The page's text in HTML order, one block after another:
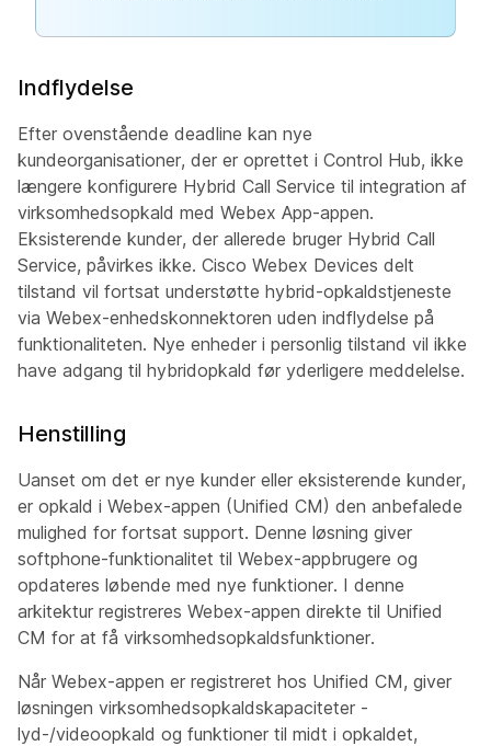
Indflydelse
Efter ovenstående deadline kan nye
kundeorganisationer, der er oprettet i Control Hub, ikke
længere konfigurere Hybrid Call Service til integration af
virksomhedsopkald med Webex App-appen.
Eksisterende kunder, der allerede bruger Hybrid Call
Service, påvirkes ikke. Cisco Webex Devices delt
tilstand vil fortsat understøtte hybrid-opkaldstjeneste
via Webex-enhedskonnektoren uden indflydelse på
funktionaliteten. Nye enheder i personlig tilstand vil ikke
have adgang til hybridopkald før yderligere meddelelse.
Henstilling
Uanset om det er nye kunder eller eksisterende kunder,
er opkald i Webex-appen (Unified CM) den anbefalede
mulighed for fortsat support. Denne løsning giver
softphone-funktionalitet til Webex-appbrugere og
opdateres løbende med nye funktioner. I denne
arkitektur registreres Webex-appen direkte til Unified
CM for at få virksomhedsopkaldsfunktioner.
Når Webex-appen er registreret hos Unified CM, giver
løsningen virksomhedsopkaldskapaciteter -
lyd-/videoopkald og funktioner til midt i opkaldet,